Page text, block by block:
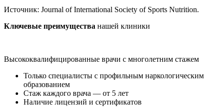
Источник: Journal of International Society of Sports Nutrition.
Ключевые преимущества нашей клиники
Высококвалифицированные врачи с многолетним стажем
Только специалисты с профильным наркологическим
образованием
Стаж каждого врача — от 5 лет
Наличие лицензий и сертификатов